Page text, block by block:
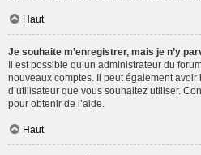
Haut
Je souhaite m’enregistrer, mais je n’y
Il est possible qu’un administrateur du
nouveaux comptes. Il peut également
d’utilisateur que vous souhaitez utiliser.
pour obtenir de l’aide.
Haut